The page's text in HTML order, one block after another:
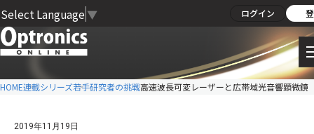
Select Language ▼ ログイン
HOME連載シリーズ若手研究者の挑戦高速波長可変レーザーと広帯域光音響顕微鏡
2019年11月19日